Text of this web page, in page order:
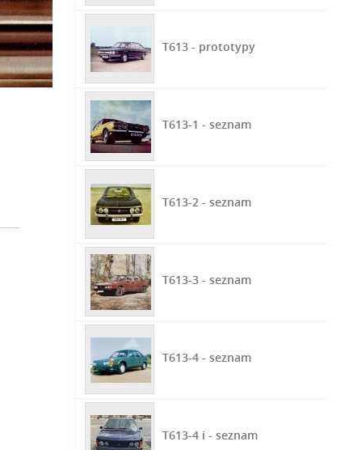
T613 - prototypy
T613-1 - seznam
T613-2 - seznam
T613-3 - seznam
T613-4 - seznam
T613-4 i - seznam